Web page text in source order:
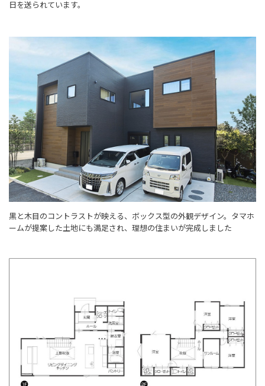
日を送られています。
黒と木目のコントラストが映える、ボックス型の外観デザイン。タマホ
ームが提案した土地にも満足され、理想の住まいが完成しました